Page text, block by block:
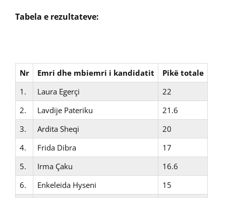
Tabela e rezultateve:
Nr Emri dhe mbiemri i kandidatit
Pikë totale
1.
Laura Egerçi
22
2.
Lavdije Pateriku
21.6
3.
Ardita Sheqi
20
4.
Frida Dibra
17
5.
Irma Çaku
16.6
6.
Enkeleida Hyseni
15